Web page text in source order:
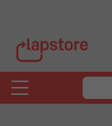
Toggle
navigation